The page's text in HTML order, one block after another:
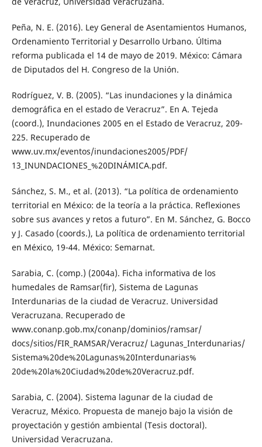
Peña, N. E. (2016). Ley General de Asentamientos Humanos,
Ordenamiento Territorial y Desarrollo Urbano. Última
reforma publicada el 14 de mayo de 2019. México: Cámara
de Diputados del H. Congreso de la Unión.
Rodríguez, V. B. (2005). “Las inundaciones y la dinámica
demográfica en el estado de Veracruz”. En A. Tejeda
(coord.), Inundaciones 2005 en el Estado de Veracruz, 209-
225. Recuperado de
www.uv.mx/eventos/inundaciones2005/PDF/
13_INUNDACIONES_%20DINÁMICA.pdf.
Sánchez, S. M., et al. (2013). “La política de ordenamiento
territorial en México: de la teoría a la práctica. Reflexiones
sobre sus avances y retos a futuro”. En M. Sánchez, G. Bocco
y J. Casado (coords.), La política de ordenamiento territorial
en México, 19-44. México: Semarnat.
Sarabia, C. (comp.) (2004a). Ficha informativa de los
humedales de Ramsar(fir), Sistema de Lagunas
Interdunarias de la ciudad de Veracruz. Universidad
Veracruzana. Recuperado de
www.conanp.gob.mx/conanp/dominios/ramsar/
docs/sitios/FIR_RAMSAR/Veracruz/ Lagunas_Interdunarias/
Sistema%20de%20Lagunas%20Interdunarias%
20de%20la%20Ciudad%20de%20Veracruz.pdf.
Sarabia, C. (2004). Sistema lagunar de la ciudad de
Veracruz, México. Propuesta de manejo bajo la visión de
proyectación y gestión ambiental (Tesis doctoral).
Universidad Veracruzana.